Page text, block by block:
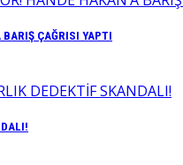
ÇAĞRISI YAPTI